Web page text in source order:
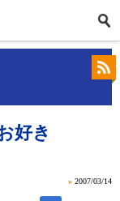
好き
» 2007/03/14